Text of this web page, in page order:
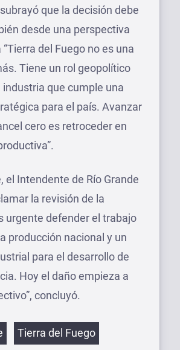
que la decisión debe
desde una perspectiva
del Fuego no es una
Tiene un rol geopolítico
industria que cumple una
para el país. Avanzar
cero es retroceder en
el Intendente de Río Grande
la revisión de la
urgente defender el trabajo
producción nacional y un
para el desarrollo de
Hoy el daño empieza a
concluyó.
Tierra del Fuego